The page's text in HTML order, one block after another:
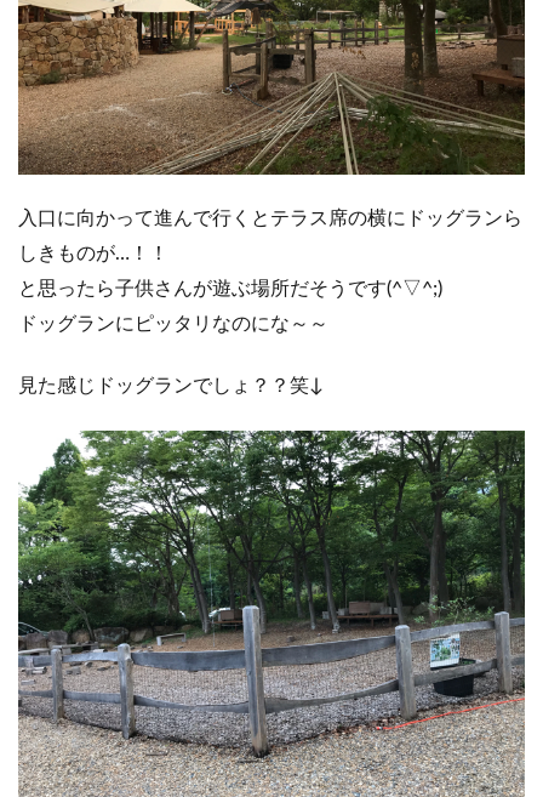
入口に向かって進んで行くとテラス席の横にドッグランら
しきものが…！！
と思ったら子供さんが遊ぶ場所だそうです(^▽^;)
ドッグランにピッタリなのにな～～
見た感じドッグランでしょ？？笑↓